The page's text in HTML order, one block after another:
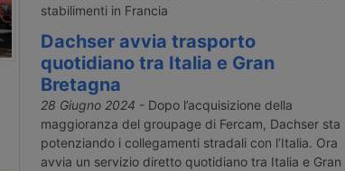
stabilimenti in Francia
Dachser avvia trasporto
quotidiano tra Italia e Gran
Bretagna
28 Giugno 2024 - Dopo l’acquisizione della
maggioranza del groupage di Fercam, Dachser sta
potenziando i collegamenti stradali con l’Italia. Ora
avvia un servizio diretto quotidiano tra Italia e Gran